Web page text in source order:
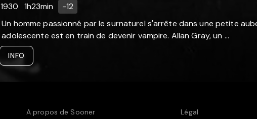
1930 1h23min
-12
Un homme passionné par le surnaturel s'arrête dans une petite
adolescente est en train de devenir vampire. Allan Gray, un ...
INFO
A propos de Sooner Légal